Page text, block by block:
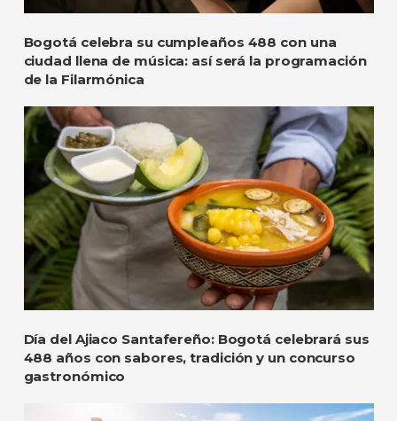
Bogotá celebra su cumpleaños 488 con una
ciudad llena de música: así será la programación
de la Filarmónica
Día del Ajiaco Santafereño: Bogotá celebrará sus
488 años con sabores, tradición y un concurso
gastronómico